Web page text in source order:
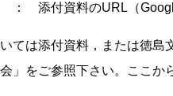
： 添付資料のURL（
いては添付資料，または徳
」をご参照下さい。ここか